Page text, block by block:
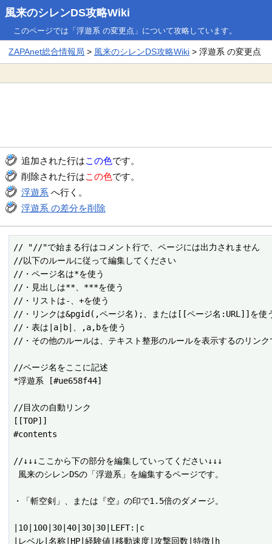
風来のシレンDS攻略Wiki
このページでは「浮遊系 の変更点」について攻略しています。
ZAPAnet総合情報局 > 風来のシレンDS攻略Wiki > 浮遊系 の変更点
追加された行はこの色です。
削除された行はこの色です。
浮遊系 へ行く。
浮遊系 の差分を削除
// "//"で始まる行はコメント行で、ページには出力されません
//以下のルールに従って編集してください
//・ページ名は*を使う
//・見出しは**、***を使う
//・リストは-、+を使う
//・リンクは&pgid(,ページ名);、または[[ページ名:URL]]を使
//・表は|a|b|、,a,bを使う
//・その他のルールは、テキスト整形のルールを表示するのリンク
//ページ名をここに記述
*浮遊系 [#ue658f44]
//目次の自動リンク
[[TOP]]
#contents
//↓↓↓ここから下の部分を編集していってください↓↓↓
・「斬空剣」、または『空』の印で1.5倍のダメージ。
|10|100|30|40|30|30|LEFT:|c
|レベル|名称|HP|経験値|移動速度|攻撃回数|特徴|h